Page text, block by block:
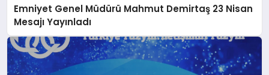
Emniyet Genel Müdürü Mahmut Demirtaş 23 Nisan
Mesajı Yayınladı